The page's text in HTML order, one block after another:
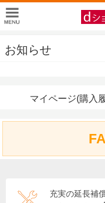
お知らせ
マイページ(購入
充実の延長補